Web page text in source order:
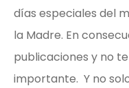
días especiales del
la Madre. En
publicaciones y no
importante. Y no